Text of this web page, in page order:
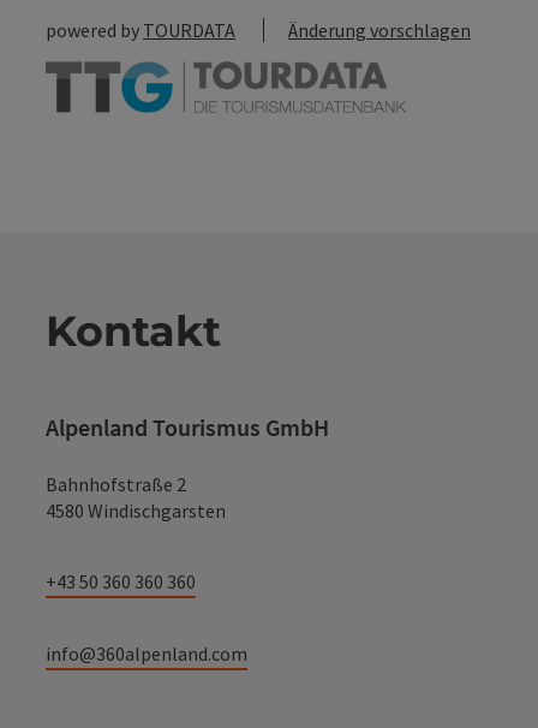
powered by TOURDATA Änderung vorschlagen
Kontakt
Alpenland Tourismus GmbH
Bahnhofstraße 2
4580 Windischgarsten
+43 50 360 360 360
info@360alpenland.com